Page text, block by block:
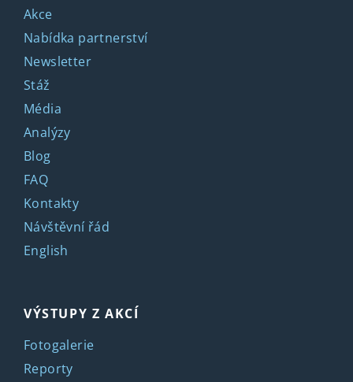
Akce
Nabídka partnerství
Newsletter
Stáž
Média
Analýzy
Blog
FAQ
Kontakty
Návštěvní řád
English
VÝSTUPY Z AKCÍ
Fotogalerie
Reporty